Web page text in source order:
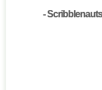
Scribblenauts Unlimited -
Scribblenauts Unlimited -